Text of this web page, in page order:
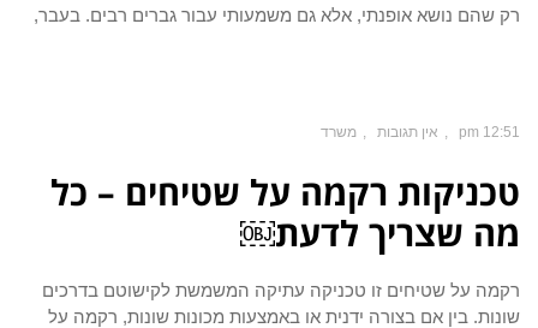
רק שהם נושא אופנתי, אלא גם משמעותי עבור גברים רבים. בעבר,
12:51 pm אין תגובות משרד
טכניקות רקמה על שטיחים – כל
מה שצריך לדעת￼
רקמה על שטיחים זו טכניקה עתיקה המשמשת לקישוטם בדרכים
שונות. בין אם בצורה ידנית או באמצעות מכונות שונות, רקמה על